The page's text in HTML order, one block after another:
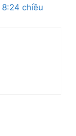
chiều